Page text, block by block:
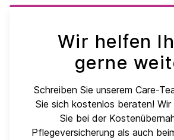
Wir helfen
gerne
Schreiben Sie unserem Care-
Sie sich kostenlos beraten!
Sie bei der
Pflegeversicherung als auch